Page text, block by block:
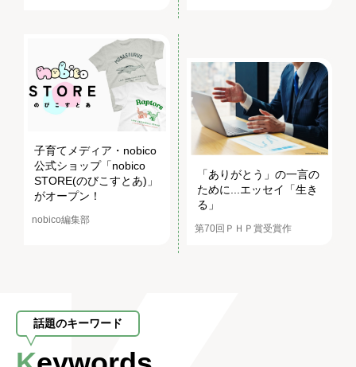
子育てメディア・nobico
公式ショップ「nobico
STORE(のびこすとあ)」
がオープン！
nobico編集部
「ありがとう」の一言の
ために...エッセイ「生き
る」
第70回ＰＨＰ賞受賞作
話題のキーワード